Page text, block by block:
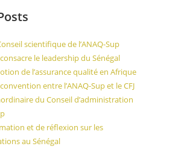
scientifique de l’ANAQ-Sup
le leadership du Sénégal
de l’assurance qualité en Afrique
entre l’ANAQ-Sup et le CFJ
du Conseil d’administration
et de réflexion sur les
au Sénégal